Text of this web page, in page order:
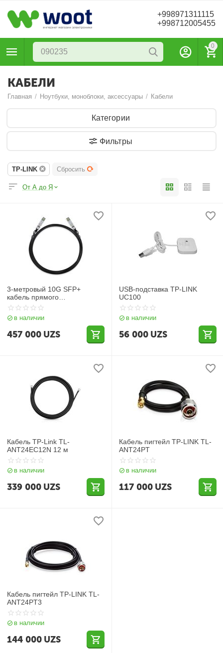
+998971311115
+998712005455
0
КАБЕЛИ
Главная / Ноутбуки, моноблоки, аксессуары / Кабели
Категории
Фильтры
TP-LINK Сбросить
От А до Я
3-метровый 10G SFP+
кабель прямого
подключения
в наличии
457 000 UZS
USB-подставка TP-LINK
UC100
в наличии
56 000 UZS
Кабель TP-Link TL-
ANT24EC12N 12 м
в наличии
339 000 UZS
Кабель пигтейл TP-LINK TL-
ANT24PT
в наличии
117 000 UZS
Кабель пигтейл TP-LINK TL-
ANT24PT3
в наличии
144 000 UZS